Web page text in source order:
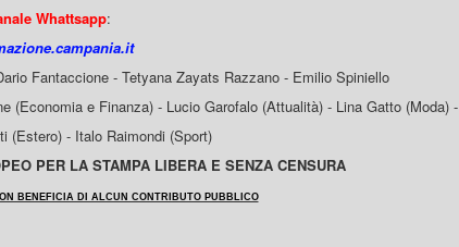
Whattsapp:
Fantaccione - Tetyana Zayats Razzano - Emilio Spiniello
(Economia e Finanza) - Lucio Garofalo (Attualità) - Lina Gatto (Moda) -
(Estero) - Italo Raimondi (Sport)
PER LA STAMPA LIBERA E SENZA CENSURA
BENEFICIA DI ALCUN CONTRIBUTO PUBBLICO